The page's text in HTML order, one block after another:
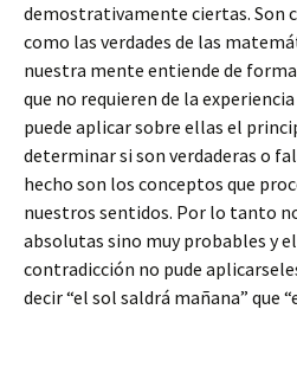
demostrativamente ciertas. Son
como las verdades de las
nuestra mente entiende de
que no requieren de la
puede aplicar sobre ellas el
determinar si son verdaderas o
hecho son los conceptos que
nuestros sentidos. Por lo tanto
absolutas sino muy probables y
contradicción no pude
decir “el sol saldrá mañana” que